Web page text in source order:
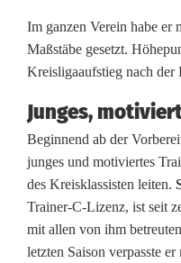
k
o
p
l
e
t
Im ganzen Verein habe er
Maßstäbe gesetzt.
Kreisligaaufstieg nach der
Junges,
Beginnend ab der
junges und motiviertes
des Kreisklassisten leiten.
Trainer-C-Lizenz, ist seit
mit allen von ihm
letzten Saison verpasste